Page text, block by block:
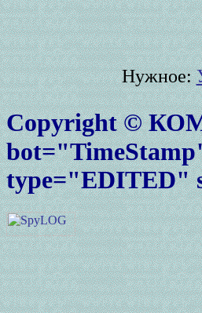
Нужное:
Copyright ©
type="EDITED"